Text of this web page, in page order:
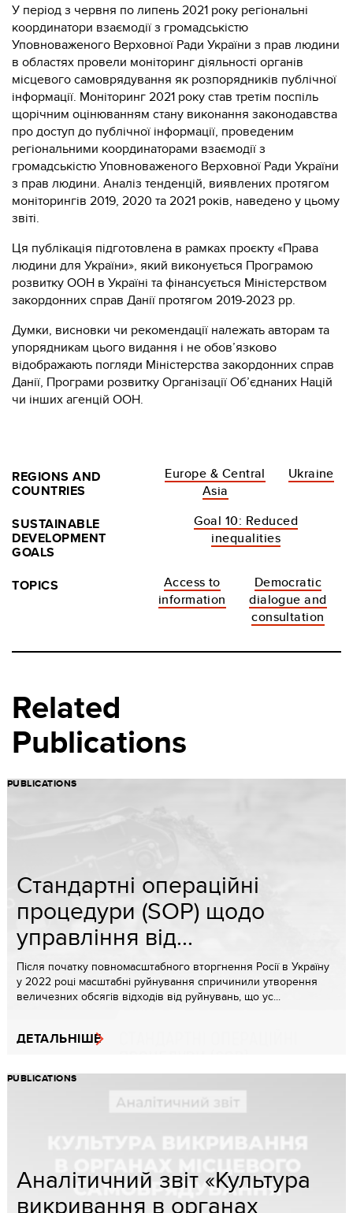
У період з червня по липень 2021 року регіональні
координатори взаємодії з громадськістю
Уповноваженого Верховної Ради України з прав людини
в областях провели моніторинг діяльності органів
місцевого самоврядування як розпорядників публічної
інформації. Моніторинг 2021 року став третім поспіль
щорічним оцінюванням стану виконання законодавства
про доступ до публічної інформації, проведеним
регіональними координаторами взаємодії з
громадськістю Уповноваженого Верховної Ради України
з прав людини. Аналіз тенденцій, виявлених протягом
моніторингів 2019, 2020 та 2021 років, наведено у цьому
звіті.
Ця публікація підготовлена в рамках проєкту «Права
людини для України», який виконується Програмою
розвитку ООН в Україні та фінансується Міністерством
закордонних справ Данії протягом 2019-2023 рр.
Думки, висновки чи рекомендації належать авторам та
упорядникам цього видання і не обов’язково
відображають погляди Міністерства закордонних справ
Данії, Програми розвитку Організації Об’єднаних Націй
чи інших агенцій ООН.
REGIONS AND
COUNTRIES
Europe & Central
Asia
Ukraine
SUSTAINABLE
DEVELOPMENT
GOALS
Goal 10: Reduced
inequalities
TOPICS
Access to
information
Democratic
dialogue and
consultation
Related
Publications
PUBLICATIONS
Стандартні операційні
процедури (SOP) щодо
управління від...
Після початку повномасштабного вторгнення Росії в Україну
у 2022 році масштабні руйнування спричинили утворення
величезних обсягів відходів від руйнувань, що ус...
ДЕТАЛЬНІШЕ
PUBLICATIONS
Аналітичний звіт «Культура
викривання в органах